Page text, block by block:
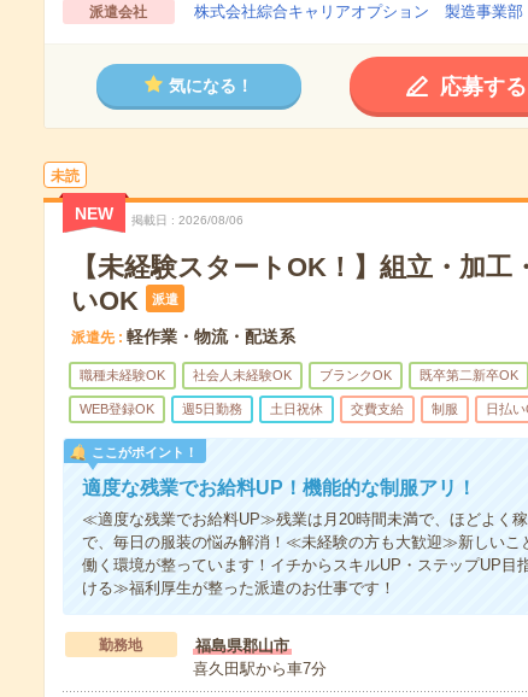
派遣会社 株式会社綜合キャリアオプション 製造事業部
気になる！ 応募する
未読
NEW 掲載日 2026/08/06
【未経験スタートOK！】組立・加工
いOK
派遣
派遣先 軽作業・物流・配送系
職種未経験OK 社会人未経験OK ブランクOK 既卒第二新卒OK
WEB登録OK 週5日勤務 土日祝休 交費支給 制服 日払い
ここがポイント！
適度な残業でお給料UP！機能的な制服アリ！
≪適度な残業でお給料UP≫残業は月20時間未満で、ほどよく
で、毎日の服装の悩み解消！≪未経験の方も大歓迎≫新しいこ
働く環境が整っています！イチからスキルUP・ステップUP
ける≫福利厚生が整った派遣のお仕事です！
勤務地
福島県郡山市
喜久田駅から車7分